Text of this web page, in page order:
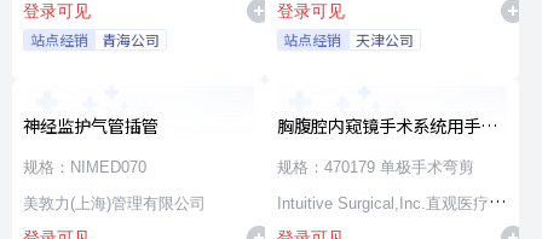
登录可见
站点经销 青海公司
登录可见
站点经销 天津公司
神经监护气管插管
规格：NIMED070
美敦力(上海)管理有限公司
胸腹腔内窥镜手术系统用手术
器械
规格：470179 单极手术弯剪
Intuitive Surgical,Inc.直观医疗公